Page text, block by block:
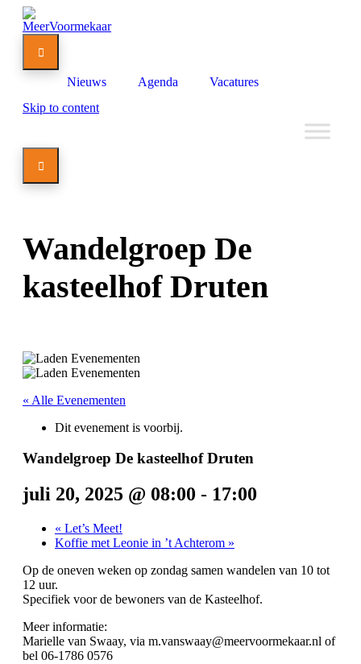

Nieuws Agenda
Vacatures
Skip to content

Wandelgroep De
kasteelhof Druten
« Alle Evenementen
Dit evenement is voorbij.
Wandelgroep De kasteelhof Druten
juli 20, 2025 @ 08:00 - 17:00
« Let’s Meet!
Koffie met Leonie in ’t Achterom »
Op de oneven weken op zondag samen wandelen van 10 tot
12 uur.
Specifiek voor de bewoners van de Kasteelhof.
Meer informatie:
Marielle van Swaay, via m.vanswaay@meervoormekaar.nl of
bel 06-1786 0576